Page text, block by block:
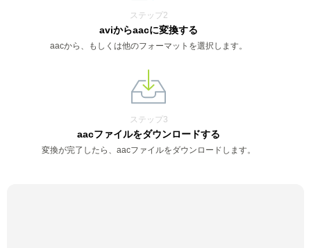
ステップ2
aviからaacに変換する
aacから、もしくは他のフォーマットを選択します。
ステップ3
aacファイルをダウンロードする
変換が完了したら、aacファイルをダウンロードします。